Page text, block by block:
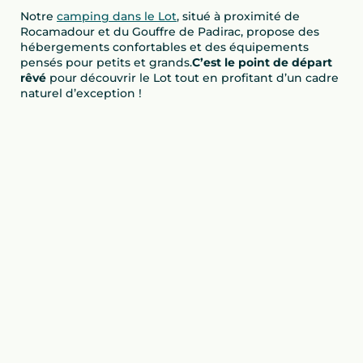
Notre camping dans le Lot, situé à proximité de
Rocamadour et du Gouffre de Padirac, propose des
hébergements confortables et des équipements
pensés pour petits et grands.C’est le point de départ
rêvé pour découvrir le Lot tout en profitant d’un cadre
naturel d’exception !